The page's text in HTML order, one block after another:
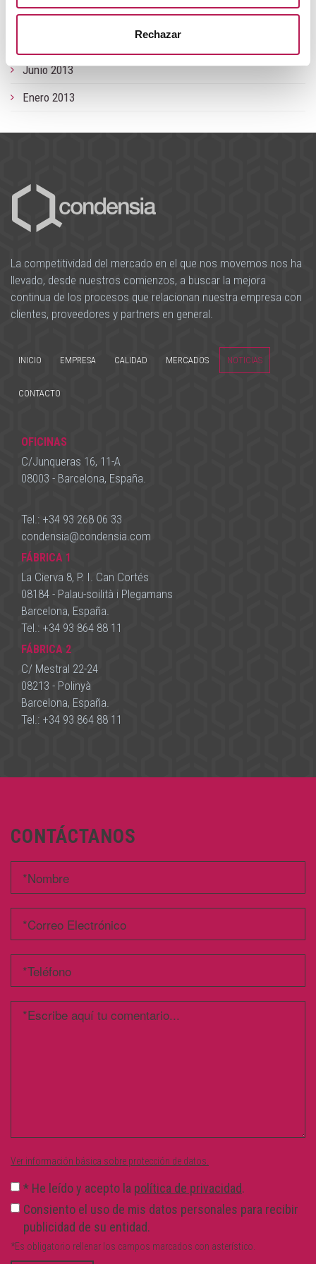
Rechazar
Octubre 2013
Junio 2013
Enero 2013
La competitividad del mercado en el que nos movemos nos ha
llevado, desde nuestros comienzos, a buscar la mejora
continua de los procesos que relacionan nuestra empresa con
clientes, proveedores y partners en general.
INICIO EMPRESA CALIDAD MERCADOS NOTICIAS
CONTACTO
OFICINAS
C/Junqueras 16, 11-A
08003 - Barcelona, España.
Tel.: +34 93 268 06 33
condensia@condensia.com
FÁBRICA 1
La Cierva 8, P. I. Can Cortés
08184 - Palau-soilità i Plegamans
Barcelona, España.
Tel.: +34 93 864 88 11
FÁBRICA 2
C/ Mestral 22-24
08213 - Polinyà
Barcelona, España.
Tel.: +34 93 864 88 11
CONTÁCTANOS
Ver información básica sobre protección de datos.
* He leído y acepto la política de privacidad.
Consiento el uso de mis datos personales para recibir
publicidad de su entidad.
*Es obligatorio rellenar los campos marcados con asterístico.